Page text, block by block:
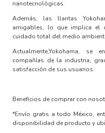
nanotecnológicas.
Además, las llantas
amigables, lo que implica el
cuidado total del medio
Actualmente,Yokohama, se
compañías de la industria,
satisfacción de sus usuarios.
Beneficios de comprar con
*Envío gratis a todo México,
disponibilidad de producto y